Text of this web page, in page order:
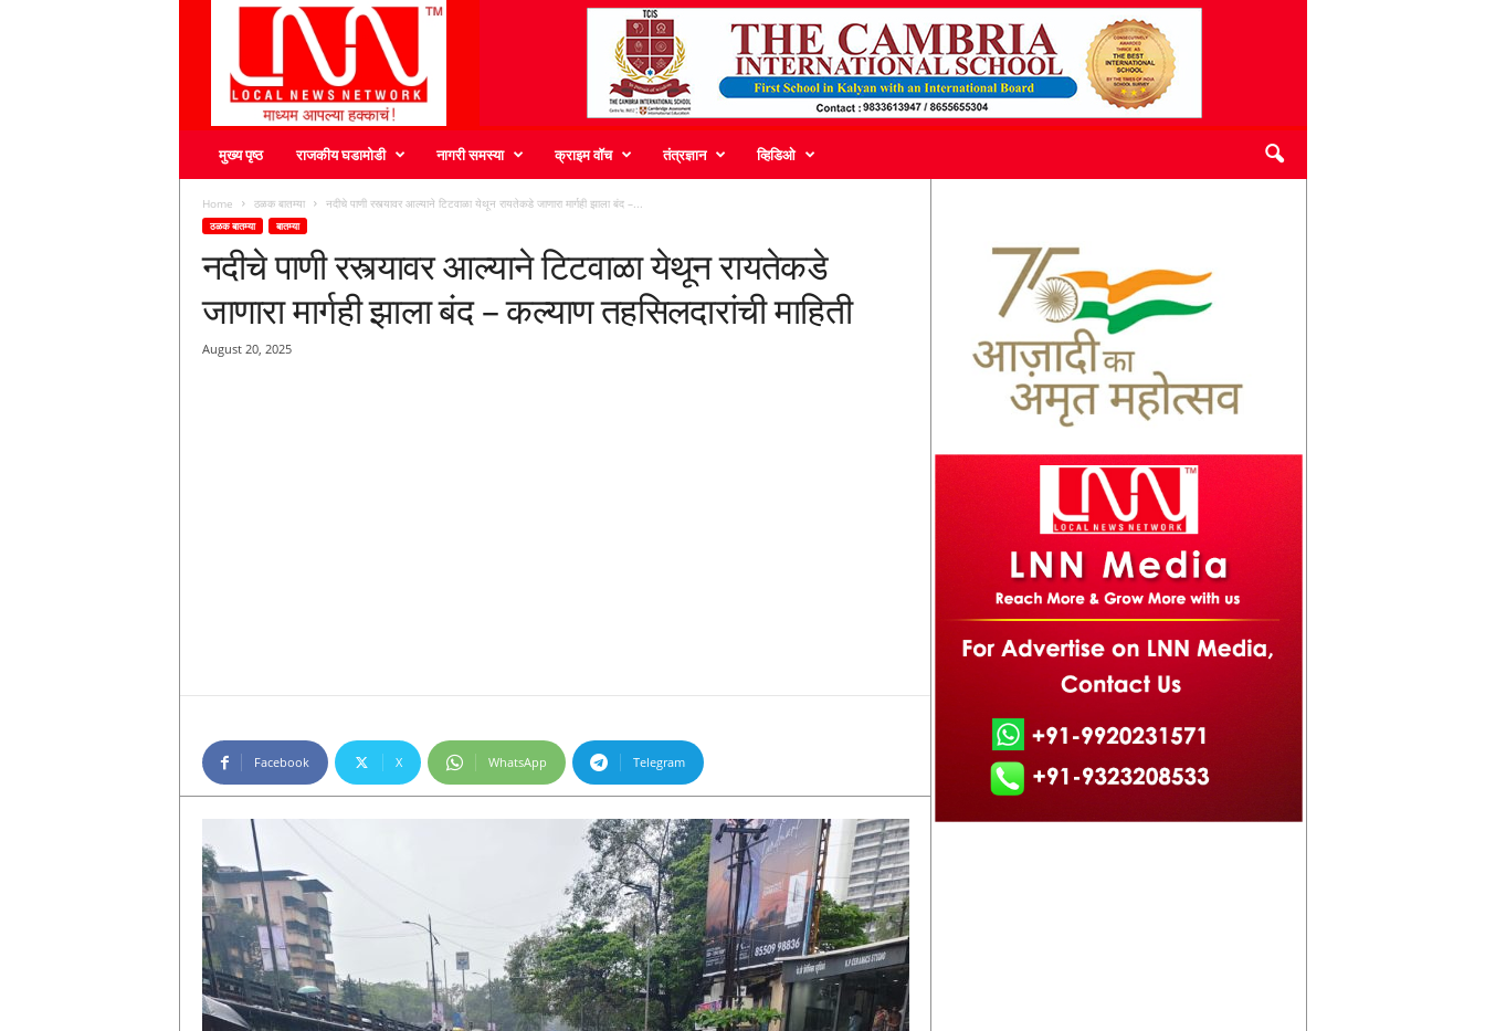
मुख्य पृष्ठ राजकीय घडामोडी नागरी समस्या क्राइम वॉच तंत्रज्ञान व्हिडिओ
Home ठळक बातम्या नदीचे पाणी रस्त्यावर आल्याने टिटवाळा येथून रायतेकडे जाणारा मार्गही झाला बंद –...
ठळक बातम्या बातम्या
नदीचे पाणी रस्त्यावर आल्याने टिटवाळा येथून रायतेकडे
जाणारा मार्गही झाला बंद – कल्याण तहसिलदारांची माहिती
August 20, 2025
Facebook X WhatsApp Telegram